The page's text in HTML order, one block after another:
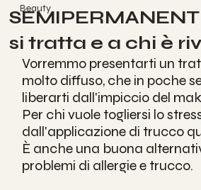
Beauty
si tratta e a chi è
Vorremmo presentarti un
molto diffuso, che in poche
liberarti dall'impiccio del
Per chi vuole togliersi lo
dall'applicazione di trucco
È anche una buona
problemi di allergie e trucco.